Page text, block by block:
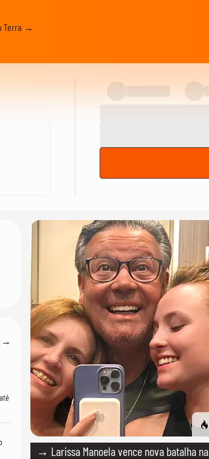
Terra →
→
→ Larissa Manoela vence nova batalha na